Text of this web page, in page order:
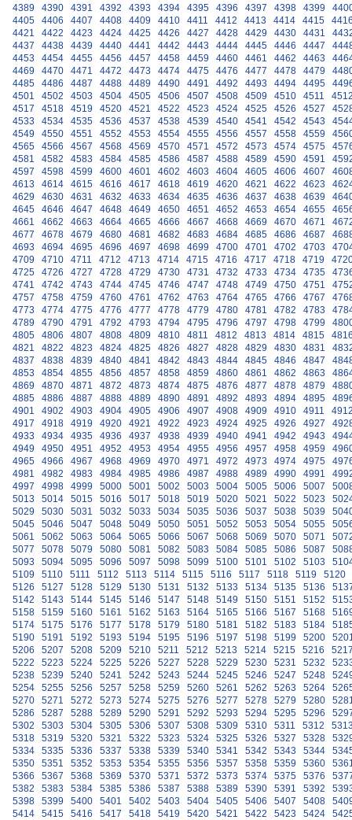
4389
4390 4391 4392 4393 4394 4395 4396 4397 4398 4399
4405
4406 4407 4408 4409 4410 4411 4412 4413 4414 4415
4421
4422 4423 4424 4425 4426 4427 4428 4429 4430 4431
4437
4438 4439 4440 4441 4442 4443 4444 4445 4446 4447
4453
4454 4455 4456 4457 4458 4459 4460 4461 4462 4463
4469
4470 4471 4472 4473 4474 4475 4476 4477 4478 4479
4485
4486 4487 4488 4489 4490 4491 4492 4493 4494 4495
4501
4502 4503 4504 4505 4506 4507 4508 4509 4510 4511
4517
4518 4519 4520 4521 4522 4523 4524 4525 4526 4527
4533
4534 4535 4536 4537 4538 4539 4540 4541 4542 4543
4549
4550 4551 4552 4553 4554 4555 4556 4557 4558 4559
4565
4566 4567 4568 4569 4570 4571 4572 4573 4574 4575
4581
4582 4583 4584 4585 4586 4587 4588 4589 4590 4591
4597
4598 4599 4600 4601 4602 4603 4604 4605 4606 4607
4613
4614 4615 4616 4617 4618 4619 4620 4621 4622 4623
4629
4630 4631 4632 4633 4634 4635 4636 4637 4638 4639
4645
4646 4647 4648 4649 4650 4651 4652 4653 4654 4655
4661
4662 4663 4664 4665 4666 4667 4668 4669 4670 4671
4677
4678 4679 4680 4681 4682 4683 4684 4685 4686 4687
4693
4694 4695 4696 4697 4698 4699 4700 4701 4702 4703
4709
4710 4711 4712 4713 4714 4715 4716 4717 4718 4719
4725
4726 4727 4728 4729 4730 4731 4732 4733 4734 4735
4741
4742 4743 4744 4745 4746 4747 4748 4749 4750 4751
4757
4758 4759 4760 4761 4762 4763 4764 4765 4766 4767
4773
4774 4775 4776 4777 4778 4779 4780 4781 4782 4783
4789
4790 4791 4792 4793 4794 4795 4796 4797 4798 4799
4805
4806 4807 4808 4809 4810 4811 4812 4813 4814 4815
4821
4822 4823 4824 4825 4826 4827 4828 4829 4830 4831
4837
4838 4839 4840 4841 4842 4843 4844 4845 4846 4847
4853
4854 4855 4856 4857 4858 4859 4860 4861 4862 4863
4869
4870 4871 4872 4873 4874 4875 4876 4877 4878 4879
4885
4886 4887 4888 4889 4890 4891 4892 4893 4894 4895
4901
4902 4903 4904 4905 4906 4907 4908 4909 4910 4911
4917
4918 4919 4920 4921 4922 4923 4924 4925 4926 4927
4933
4934 4935 4936 4937 4938 4939 4940 4941 4942 4943
4949
4950 4951 4952 4953 4954 4955 4956 4957 4958 4959
4965
4966 4967 4968 4969 4970 4971 4972 4973 4974 4975
4981
4982 4983 4984 4985 4986 4987 4988 4989 4990 4991
4997
4998 4999 5000 5001 5002 5003 5004 5005 5006 5007
5013
5014 5015 5016 5017 5018 5019 5020 5021 5022 5023
5029
5030 5031 5032 5033 5034 5035 5036 5037 5038 5039
5045
5046 5047 5048 5049 5050 5051 5052 5053 5054 5055
5061
5062 5063 5064 5065 5066 5067 5068 5069 5070 5071
5077
5078 5079 5080 5081 5082 5083 5084 5085 5086 5087
5093
5094 5095 5096 5097 5098 5099 5100 5101 5102 5103
5109
5110 5111 5112 5113 5114 5115 5116 5117 5118 5119
5120
5126
5127 5128 5129 5130 5131 5132 5133 5134 5135 5136
5142
5143 5144 5145 5146 5147 5148 5149 5150 5151 5152
5158
5159 5160 5161 5162 5163 5164 5165 5166 5167 5168
5174
5175 5176 5177 5178 5179 5180 5181 5182 5183 5184
5190
5191 5192 5193 5194 5195 5196 5197 5198 5199 5200
5206
5207 5208 5209 5210 5211 5212 5213 5214 5215 5216
5222
5223 5224 5225 5226 5227 5228 5229 5230 5231 5232
5238
5239 5240 5241 5242 5243 5244 5245 5246 5247 5248
5254
5255 5256 5257 5258 5259 5260 5261 5262 5263 5264
5270
5271 5272 5273 5274 5275 5276 5277 5278 5279 5280
5286
5287 5288 5289 5290 5291 5292 5293 5294 5295 5296
5302
5303 5304 5305 5306 5307 5308 5309 5310 5311 5312
5318
5319 5320 5321 5322 5323 5324 5325 5326 5327 5328
5334
5335 5336 5337 5338 5339 5340 5341 5342 5343 5344
5350
5351 5352 5353 5354 5355 5356 5357 5358 5359 5360
5366
5367 5368 5369 5370 5371 5372 5373 5374 5375 5376
5382
5383 5384 5385 5386 5387 5388 5389 5390 5391 5392
5398
5399 5400 5401 5402 5403 5404 5405 5406 5407 5408
5414
5415 5416 5417 5418 5419 5420 5421 5422 5423 5424